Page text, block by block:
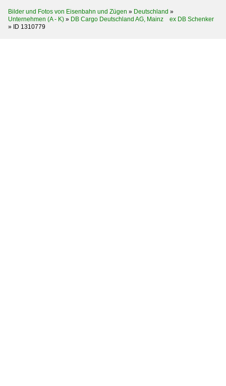
Bilder und Fotos von Eisenbahn und Zügen » Deutschland »
Unternehmen (A - K) » DB Cargo Deutschland AG, Mainz ex DB Schenker
» ID 1310779